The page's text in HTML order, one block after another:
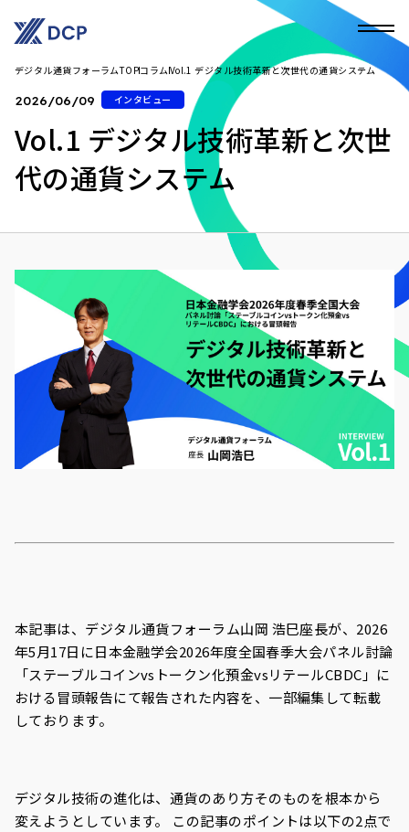
デジタル通貨フォーラムTOPコラムVol.1 デジタル技術革新と次世代の通貨システム
2026/06/09 インタビュー
Vol.1 デジタル技術革新と次世
代の通貨システム
本記事は、デジタル通貨フォーラム山岡 浩巳座長が、2026
年5月17日に日本金融学会2026年度全国春季大会パネル討論
「ステーブルコインvsトークン化預金vsリテールCBDC」に
おける冒頭報告にて報告された内容を、一部編集して転載
しております。
デジタル技術の進化は、通貨のあり方そのものを根本から
変えようとしています。 この記事のポイントは以下の2点で